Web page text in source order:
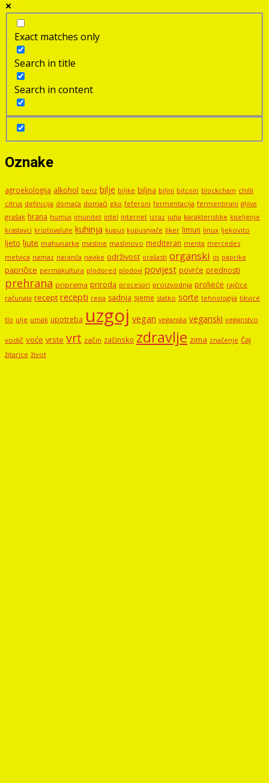
Exact matches only
Search in title
Search in content
Oznake
agroekologija alkohol benz bilje biljke biljna biljni bitcoin blockchain chilli
citrus definicija domaća domaći eko feferoni fermentacija fermentirani gljive
grašak hrana humus imunitet intel internet izraz juha karakteristike kiseljenje
krastavci kriptovalute kuhinja kupus kupusnjače liker limun linux ljekovito
ljeto ljute mahunarke masline maslinovo mediteran menta mercedes
metvica namaz naranča navike održivost orašasti organski os paprike
papričice permakultura plodored plodovi povijest povrće prednosti
prehrana priprema priroda procesori proizvodnja proljeće rajčice
računala recept recepti repa sadnja sjeme slatko sorte tehnologija tikvice
tlo ulje umak upotreba uzgoj vegan veganska veganski veganstvo
vodič voće vrste vrt začin začinsko zdravlje zima značenje čaj
žitarice život